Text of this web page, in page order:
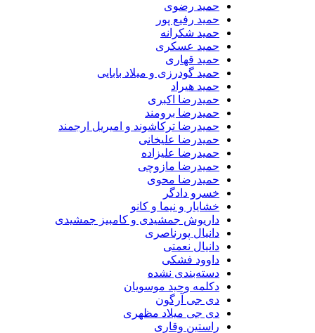
حمید رضوی
حمید رفیع پور
حمید شکرانه
حمید عسکری
حمید قهاری
حمید گودرزی و میلاد بابایی
حمید هیراد
حمیدرضا اکبری
حمیدرضا برومند
حمیدرضا ترکاشوند و امیریل ارجمند
حمیدرضا علیخانی
حمیدرضا علیزاده
حمیدرضا مازوچی
حمیدرضا محوی
خسرو دادگر
خشایار و نیما و کانو
داریوش جمشیدی و کامبیز جمشیدی
دانیال پورناصری
دانیال نعمتی
داوود فشکی
دسته‌بندی نشده
دکلمه وحید موسویان
دی جی آرگون
دی جی میلاد مظهری
راستین وقاری